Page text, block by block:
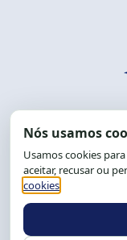
Tel.: (71)